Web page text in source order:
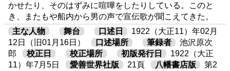
かせたり、そのはずみに喧嘩をしたりしている。このと
き、またもや船内から男の声で宣伝歌が聞こえてきた。
主な人物
舞台 口述日
1922（大正11）年02月
12日（旧01月16日）
口述場所 筆録者
池沢原次
郎
校正日 校正場所 初版発行日
1922（大正
11）年7月5日
愛善世界社版 21頁 八幡書店版
第2